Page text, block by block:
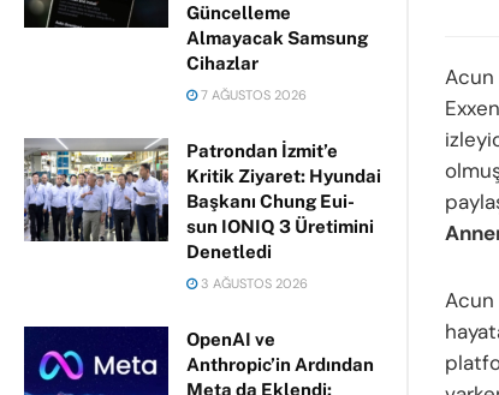
Güncelleme
Almayacak Samsung
Cihazlar
7 AĞUSTOS 2026
Patrondan İzmit’e
Kritik Ziyaret: Hyundai
Başkanı Chung Eui-
sun IONIQ 3 Üretimini
Denetledi
3 AĞUSTOS 2026
OpenAI ve
Anthropic’in Ardından
Meta da Eklendi:
Acun
Acun